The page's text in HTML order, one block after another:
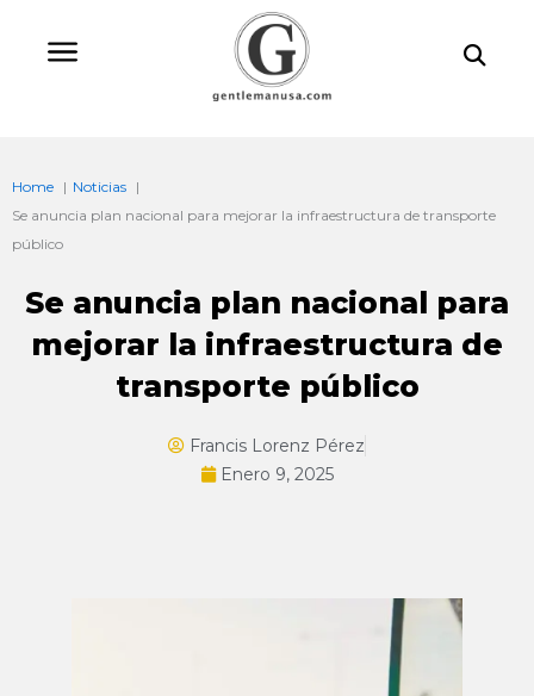
Home
Noticias
Se anuncia plan nacional para mejorar la infraestructura de transporte
público
Se anuncia plan nacional para
mejorar la infraestructura de
transporte público
Francis Lorenz Pérez
Enero 9, 2025